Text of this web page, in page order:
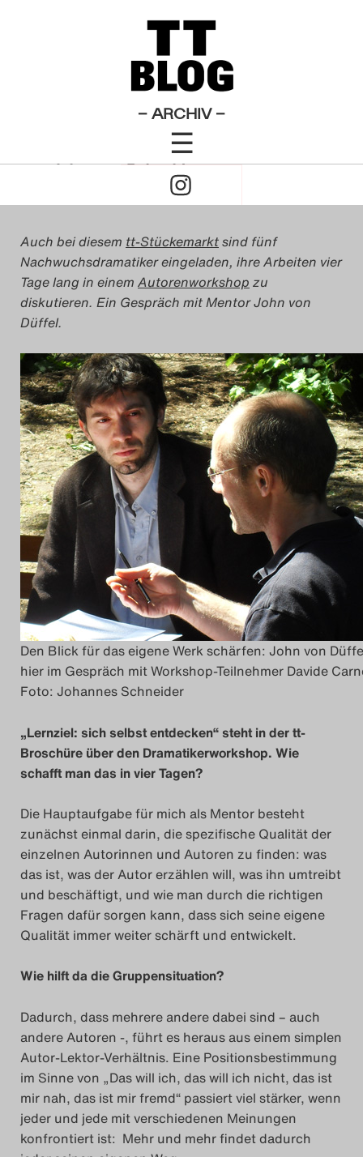
– ARCHIV –
☰
Click
to
Open
Naviagtion
2009
Das Theatertreffen-
2010
Das Theatertreffen-
2011
Das Theatertreffen-
2012
Das Theatertreffen-
2013
Das Theatertreffen-
2014
Das Theatertreffen-
2015
Das Theatertreffen-
2016
Das Theatertreffen-
2017
Das Theatertreffen-
Das Theatertreffen-
2018 Alumni
Das Theatertreffen-
2019
Das Theatertreffen-
2020
Das Theatertreffen-
Das Theatertreffen-
2022
Das Theatertreffen-
2023
Theatertreffen-Blog 2009
Workshop als Work-Shock
Foto John von Düffel, Johannes
vonJohannes Schneider
Auch bei diesem tt-Stückemarktsind fünf
Nachwuchsdramatiker eingeladen, ihre Arbeiten vier
Tage lang in einem Autorenworkshop zu
diskutieren. Ein Gespräch mit Mentor John von
Düffel.
Den Blick für das eigene Werk schärfen: John von
hier im Gespräch mit Workshop-Teilnehmer Davide
Foto: Johannes Schneider
„Lernziel: sich selbst entdecken“ steht in der tt-
Broschüre über den Dramatikerworkshop. Wie
schafft man das in vier Tagen?
Die Hauptaufgabe für mich als Mentor besteht
zunächst einmal darin, die spezifische Qualität der
einzelnen Autorinnen und Autoren zu finden: was
das ist, was der Autor erzählen will, was ihn umtreibt
und beschäftigt, und wie man durch die richtigen
Fragen dafür sorgen kann, dass sich seine eigene
Qualität immer weiter schärft und entwickelt.
Wie hilft da die Gruppensituation?
Dadurch, dass mehrere andere dabei sind – auch
andere Autoren -, führt es heraus aus einem simplen
Autor-Lektor-Verhältnis. Eine Positionsbestimmung
im Sinne von „Das will ich, das will ich nicht, das ist
mir nah, das ist mir fremd“ passiert viel stärker, wenn
jeder und jede mit verschiedenen Meinungen
konfrontiert ist: Mehr und mehr findet dadurch